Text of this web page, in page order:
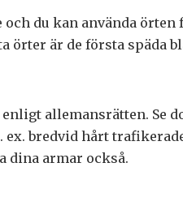
och du kan använda
örter är de första späda
allemansrätten. Se
bredvid hårt
dina armar också.